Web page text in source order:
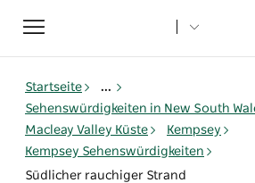
Toggle
navigation
Startseite
...
Sehenswürdigkeiten in New South
Macleay Valley Küste
Kempsey
Kempsey Sehenswürdigkeiten
Südlicher rauchiger Strand